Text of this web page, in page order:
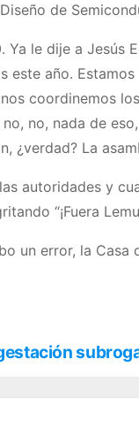
de
le dije a Jesús
este año.
coordinemos
no, nada de
¿verdad? La
autoridades y
“¡Fuera
un error, la Casa